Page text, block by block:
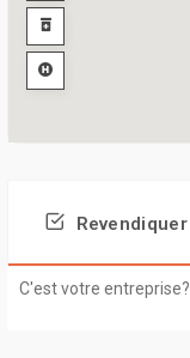
Revendiquer
C'est votre entreprise?